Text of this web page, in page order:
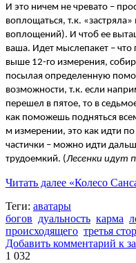
И это ничем не чревато –
воплощаться, т.к.
воплощений). И чтоб ее
ваша. Идет мыслепакет – что
выше 12-го измерения,
посылая определенную
возможности, т.к. если
перешел в пятое, то в
как поможешь подняться
м измерении, это как идти
частички – можно идти
трудоемкий. (Лесенки идут
Читать далее «Колесо
Теги: аватары
богов дуальность карма
происходящего третья
Добавить комментарий к
1 032